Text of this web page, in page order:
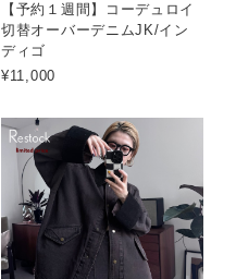
【予約１週間】コーデュロイ
切替オーバーデニムJK/イン
ディゴ
¥11,000